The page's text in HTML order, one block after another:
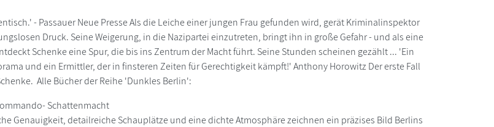
- Passauer Neue Presse Als die Leiche einer jungen Frau gefunden wird, gerät Kriminalinspektor
Druck. Seine Weigerung, in die Nazipartei einzutreten, bringt ihn in große Gefahr - und als eine
Schenke eine Spur, die bis ins Zentrum der Macht führt. Seine Stunden scheinen gezählt ... 'Ein
und ein Ermittler, der in finsteren Zeiten für Gerechtigkeit kämpft!' Anthony Horowitz Der erste Fall
Alle Bücher der Reihe 'Dunkles Berlin':
Schattenmacht
Genauigkeit, detailreiche Schauplätze und eine dichte Atmosphäre zeichnen ein präzises Bild Berlins